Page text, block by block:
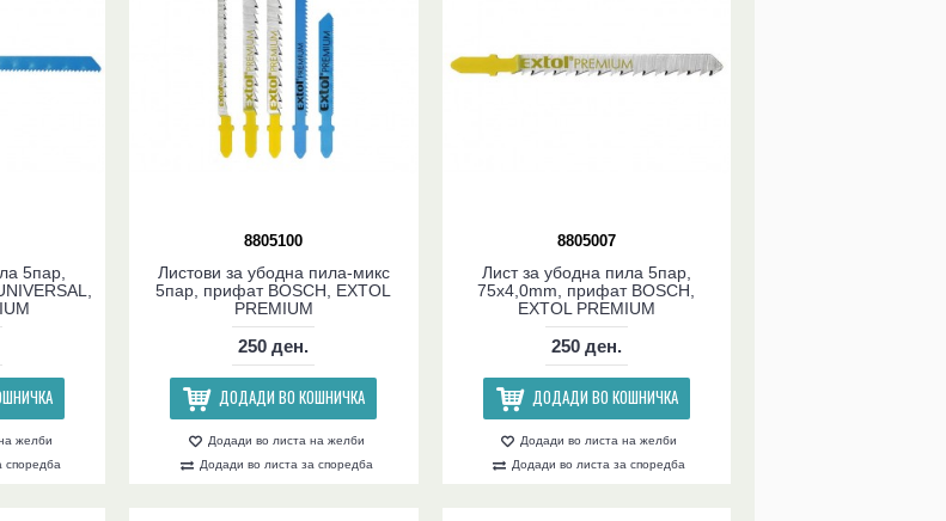
5пар,
желби
споредба
8805100
Листови за убодна пила-микс
5пар, прифат BOSCH, EXTOL
PREMIUM
250 ден.
ДОДАДИ ВО КОШНИЧКА
Додади во листа на желби
Додади во листа за споредба
8805007
Лист за убодна пила 5пар,
75x4,0mm, прифат BOSCH,
EXTOL PREMIUM
250 ден.
ДОДАДИ ВО КОШНИЧКА
Додади во листа на желби
Додади во листа за споредба